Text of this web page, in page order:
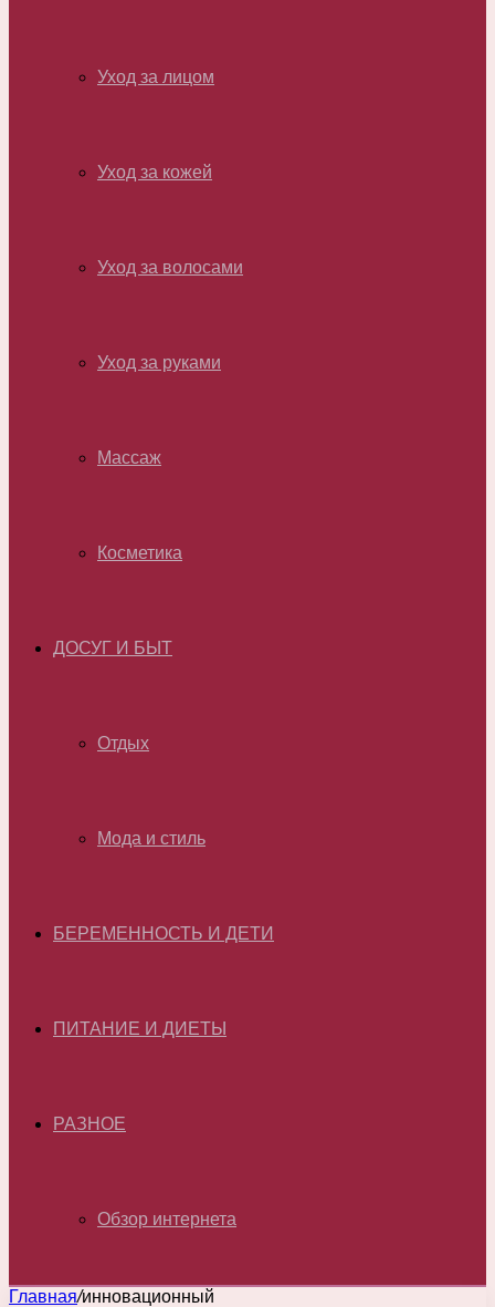
Уход за лицом
Уход за кожей
Уход за волосами
Уход за руками
Массаж
Косметика
ДОСУГ И БЫТ
Отдых
Мода и стиль
БЕРЕМЕННОСТЬ И ДЕТИ
ПИТАНИЕ И ДИЕТЫ
РАЗНОЕ
Обзор интернета
Главная/инновационный